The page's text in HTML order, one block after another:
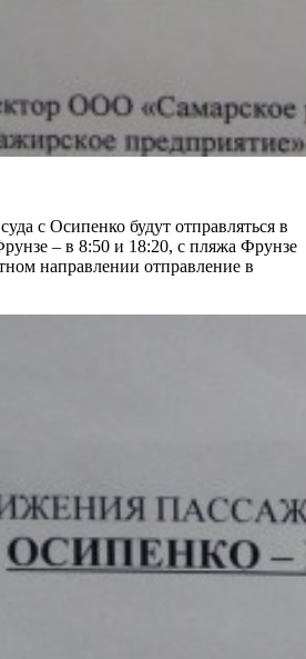
с Осипенко будут отправляться в
– в 8:50 и 18:20, с пляжа Фрунзе
направлении отправление в